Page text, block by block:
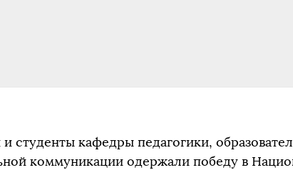
студенты кафедры педагогики,
коммуникации одержали победу в